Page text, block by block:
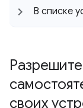
В списке
своих